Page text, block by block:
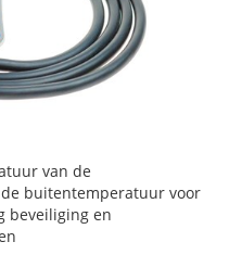
van de
buitentemperatuur voor
beveiliging en